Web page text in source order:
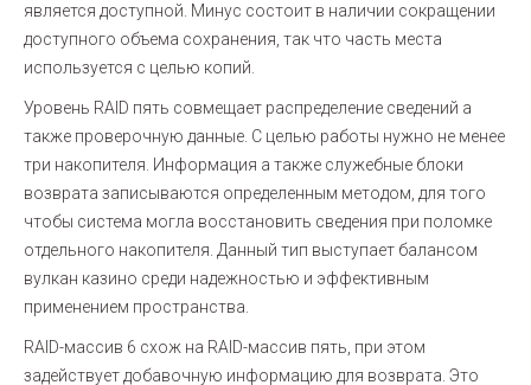
является доступной. Минус состоит в наличии сокращении
доступного объема сохранения, так что часть места
используется с целью копий.
Уровень RAID пять совмещает распределение сведений а
также проверочную данные. С целью работы нужно не менее
три накопителя. Информация а также служебные блоки
возврата записываются определенным методом, для того
чтобы система могла восстановить сведения при поломке
отдельного накопителя. Данный тип выступает балансом
вулкан казино среди надежностью и эффективным
применением пространства.
RAID-массив 6 схож на RAID-массив пять, при этом
задействует добавочную информацию для возврата. Это